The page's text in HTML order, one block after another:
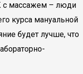
с массажем – люди
курса мануальной
будет лучше, что